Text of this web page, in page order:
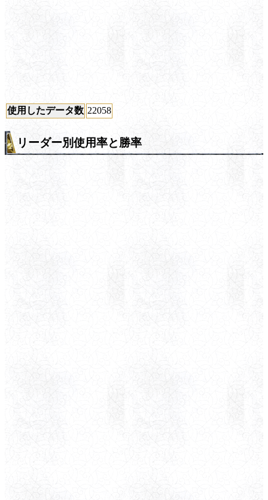
使用したデータ数 22058
リーダー別使用率と勝率